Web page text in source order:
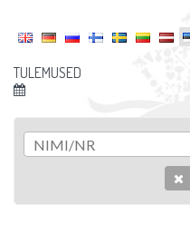
TULEMUSED